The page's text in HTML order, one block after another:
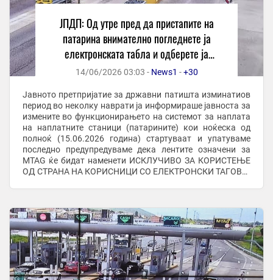
ЈПДП: Од утре пред да пристапите на
патарина внимателно погледнете ја
електронската табла и одберете ја
соодветната лента за наплата
14/06/2026 03:03 - News1 -+30
Јавното претпријатие за државни патишта изминатиов
период во неколку наврати ја информираше јавноста за
измените во функционирањето на системот за наплата
на наплатните станици (патарините) кои ноќеска од
полноќ (15.06.2026 година) стартуваат и упатуваме
последно предупредуваме дека лентите означени за
MTAG ќе бидат наменети ИСКЛУЧИВО ЗА КОРИСТЕЊЕ
ОД СТРАНА НА КОРИСНИЦИ СО ЕЛЕКТРОНСКИ ТАГОВИ.